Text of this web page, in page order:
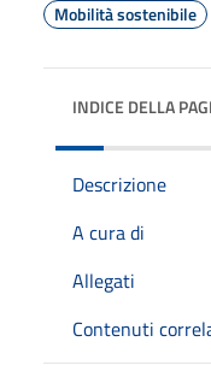
Mobilità sostenibile
INDICE DELLA
Descrizione
A cura di
Allegati
Contenuti